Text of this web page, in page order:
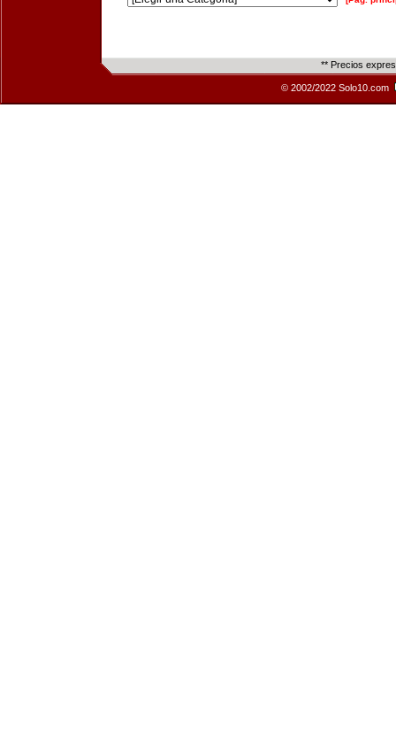
** Precios
© 2002/2022 Solo10.com